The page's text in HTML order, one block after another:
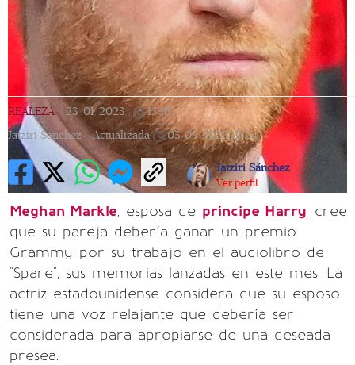
REALEZA 23/01/2023 | 13:16 |
Jatziri Sanchez |
Actualizada 05/05/2023 10:24
Jatziri Sánchez
Ver perfil
Meghan Markle, esposa de príncipe Harry, cree
que su pareja debería ganar un premio
Grammy por su trabajo en el audiolibro de
"Spare", sus memorias lanzadas en este mes. La
actriz estadounidense considera que su esposo
tiene una voz relajante que debería ser
considerada para apropiarse de una deseada
presea.